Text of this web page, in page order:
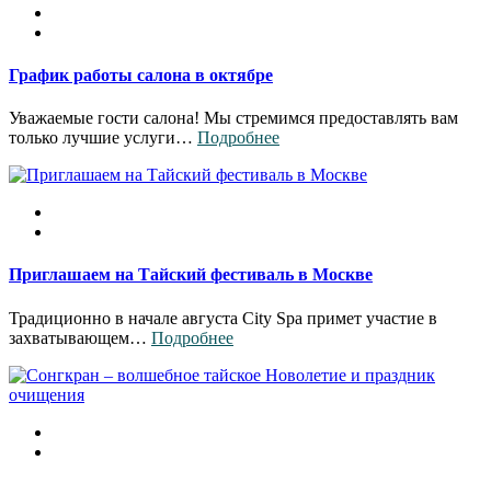
График работы салона в октябре
Уважаемые гости салона! Мы стремимся предоставлять вам
только лучшие услуги… Подробнее
Приглашаем на Тайский фестиваль в Москве
Традиционно в начале августа City Spa примет участие в
захватывающем… Подробнее